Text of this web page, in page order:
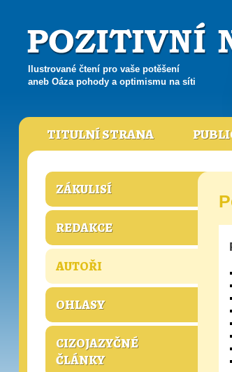
Ilustrované čtení pro vaše potěšení
aneb Oáza pohody a optimismu na síti
TITULNÍ STRANA
ZÁKULISÍ
REDAKCE
AUTOŘI
OHLASY
CIZOJAZYČNÉ
ČLÁNKY